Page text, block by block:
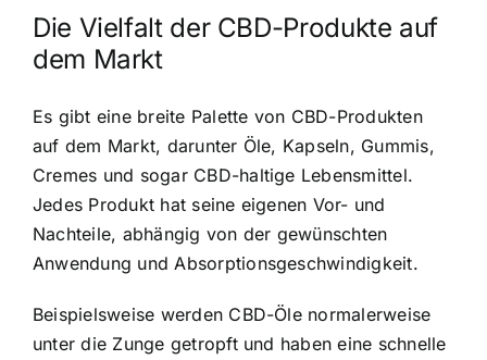
Die Vielfalt der CBD-Produkte auf
dem Markt
Es gibt eine breite Palette von CBD-Produkten
auf dem Markt, darunter Öle, Kapseln, Gummis,
Cremes und sogar CBD-haltige Lebensmittel.
Jedes Produkt hat seine eigenen Vor- und
Nachteile, abhängig von der gewünschten
Anwendung und Absorptionsgeschwindigkeit.
Beispielsweise werden CBD-Öle normalerweise
unter die Zunge getropft und haben eine schnelle